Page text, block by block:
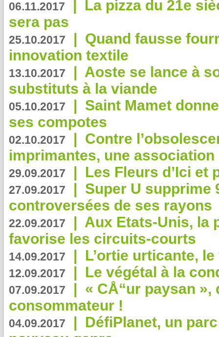
06.11.2017 | La pizza du 21e
sera pas
25.10.2017 | Quand fausse
innovation textile
13.10.2017 | Aoste se lance à
substituts à la viande
05.10.2017 | Saint Mamet
ses compotes
02.10.2017 | Contre
imprimantes, une
29.09.2017 | Les Fleurs d’Ici et
27.09.2017 | Super U supprime
controversées de ses rayons
22.09.2017 | Aux Etats-Unis, la
favorise les circuits-courts
14.09.2017 | L’ortie urticante,
12.09.2017 | Le végétal à la
07.09.2017 | « CÅ“ur paysan
consommateur !
04.09.2017 | DéfiPlanet, un